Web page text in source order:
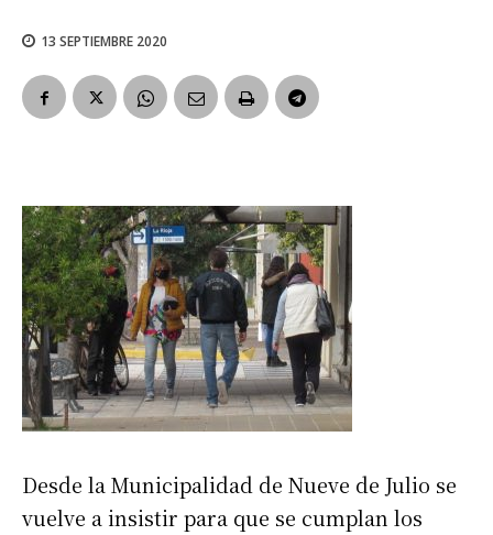
13 SEPTIEMBRE 2020
Desde la Municipalidad de Nueve de Julio se
vuelve a insistir para que se cumplan los